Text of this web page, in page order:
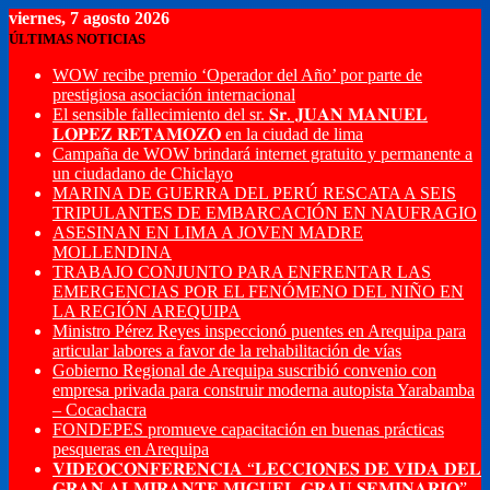
viernes, 7 agosto 2026
ÚLTIMAS NOTICIAS
WOW recibe premio ‘Operador del Año’ por parte de
prestigiosa asociación internacional
El sensible fallecimiento del sr. 𝐒𝐫. 𝐉𝐔𝐀𝐍 𝐌𝐀𝐍𝐔𝐄𝐋
𝐋𝐎𝐏𝐄𝐙 𝐑𝐄𝐓𝐀𝐌𝐎𝐙𝐎 en la ciudad de lima
Campaña de WOW brindará internet gratuito y permanente a
un ciudadano de Chiclayo
MARINA DE GUERRA DEL PERÚ RESCATA A SEIS
TRIPULANTES DE EMBARCACIÓN EN NAUFRAGIO
ASESINAN EN LIMA A JOVEN MADRE
MOLLENDINA
TRABAJO CONJUNTO PARA ENFRENTAR LAS
EMERGENCIAS POR EL FENÓMENO DEL NIÑO EN
LA REGIÓN AREQUIPA
Ministro Pérez Reyes inspeccionó puentes en Arequipa para
articular labores a favor de la rehabilitación de vías
Gobierno Regional de Arequipa suscribió convenio con
empresa privada para construir moderna autopista Yarabamba
– Cocachacra
FONDEPES promueve capacitación en buenas prácticas
pesqueras en Arequipa
𝐕𝐈𝐃𝐄𝐎𝐂𝐎𝐍𝐅𝐄𝐑𝐄𝐍𝐂𝐈𝐀 “𝐋𝐄𝐂𝐂𝐈𝐎𝐍𝐄𝐒 𝐃𝐄 𝐕𝐈𝐃𝐀 𝐃𝐄𝐋